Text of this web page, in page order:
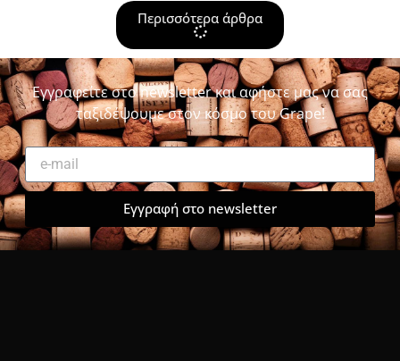
Περισσότερα άρθρα
Εγγραφείτε στο newsletter και αφήστε μας να σας
ταξιδέψουμε στον κόσμο του Grape!
Εγγραφή στο newsletter